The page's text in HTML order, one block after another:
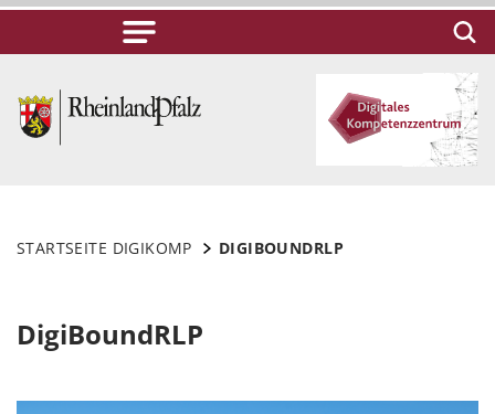
STARTSEITE DIGIKOMP DIGIBOUNDRLP
DigiBoundRLP